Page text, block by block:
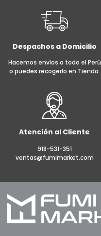
Despachos a Domicilio
Hacemos envíos a todo el Perú
o puedes recogerlo en Tienda.
Atención al Cliente
918-531-351
ventas@fumimarket.com